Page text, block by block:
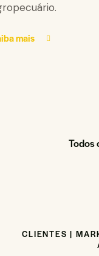
mais
Todos
CLIENTES |